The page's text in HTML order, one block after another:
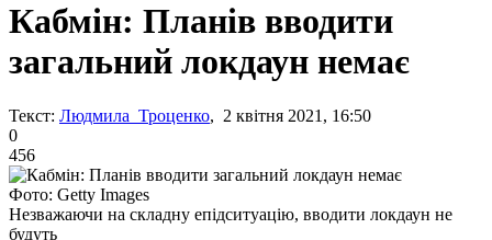
Кабмін: Планів вводити
загальний локдаун немає
Текст: Людмила Троценко, 2 квітня 2021, 16:50
0
456
Фото: Getty Images
Незважаючи на складну епідситуацію, вводити локдаун не
будуть